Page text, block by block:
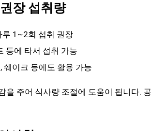
장 섭취량
루 1~2회 섭취 권장
등에 타서 섭취 가능
쉐이크 등에도 활용 가능
을 주어 식사량 조절에 도움이 됩니다.